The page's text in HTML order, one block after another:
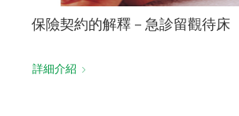
保險契約的解釋－急診留觀待床
詳細介紹